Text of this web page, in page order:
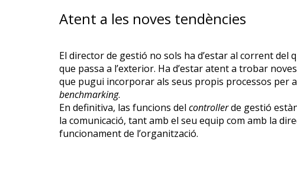
Atent a les noves tendències
El director de gestió no sols ha d’estar al corrent del
que passa a l’exterior. Ha d’estar atent a trobar
que pugui incorporar als seus propis processos per
benchmarking.
En definitiva, las funcions del controllerde gestió
la comunicació, tant amb el seu equip com amb la
funcionament de l’organització.